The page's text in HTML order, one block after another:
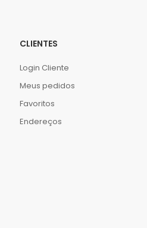
CLIENTES
Login Cliente
Meus pedidos
Favoritos
Endereços